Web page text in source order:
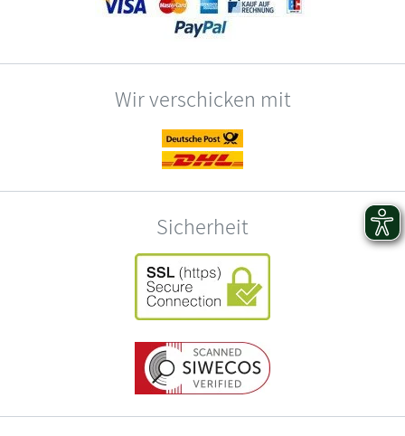
Wir verschicken mit
Sicherheit